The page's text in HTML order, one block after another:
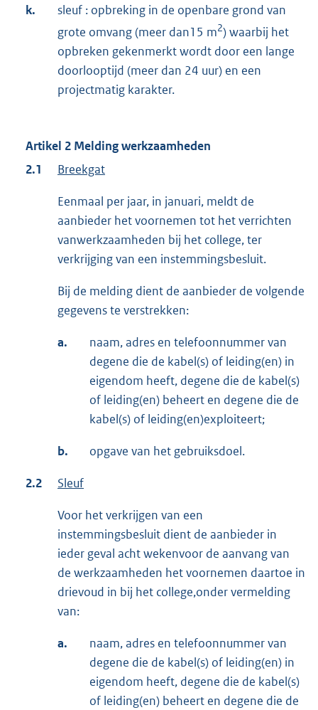
k.
sleuf : opbreking in de openbare grond van
grote omvang (meer dan15 m2) waarbij het
opbreken gekenmerkt wordt door een lange
doorlooptijd (meer dan 24 uur) en een
projectmatig karakter.
Artikel 2 Melding werkzaamheden
2.1
Breekgat
Eenmaal per jaar, in januari, meldt de
aanbieder het voornemen tot het verrichten
vanwerkzaamheden bij het college, ter
verkrijging van een instemmingsbesluit.
Bij de melding dient de aanbieder de volgende
gegevens te verstrekken:
a.
naam, adres en telefoonnummer van
degene die de kabel(s) of leiding(en) in
eigendom heeft, degene die de kabel(s)
of leiding(en) beheert en degene die de
kabel(s) of leiding(en)exploiteert;
b. opgave van het gebruiksdoel.
2.2 Sleuf
Voor het verkrijgen van een
instemmingsbesluit dient de aanbieder in
ieder geval acht wekenvoor de aanvang van
de werkzaamheden het voornemen daartoe in
drievoud in bij het college,onder vermelding
van:
a.
naam, adres en telefoonnummer van
degene die de kabel(s) of leiding(en) in
eigendom heeft, degene die de kabel(s)
of leiding(en) beheert en degene die de